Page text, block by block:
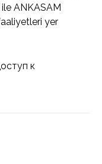
ANKASAM
yer
к